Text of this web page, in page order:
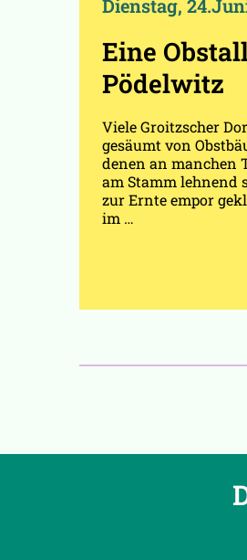
Dienstag,
Eine
Pödelwitz
Viele Groitzscher
gesäumt von
denen an manchen
am Stamm lehnend
zur Ernte empor
im …